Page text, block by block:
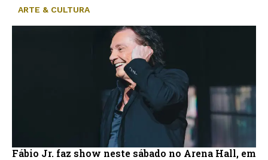
ARTE & CULTURA
Fábio Jr. faz show neste sábado no Arena Hall, em